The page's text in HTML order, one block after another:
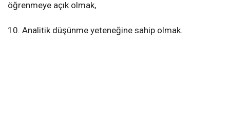
öğrenmeye açık olmak,
10. Analitik düşünme yeteneğine sahip olmak.